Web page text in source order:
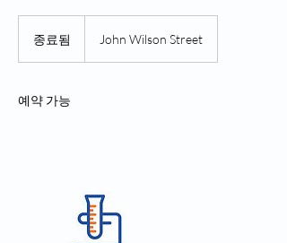
종료됨 John Wilson Street
예약 가능